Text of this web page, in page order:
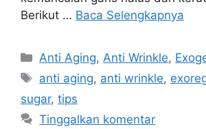
Berikut … Baca Selengkapnya
Anti Aging, Anti Wrinkle,
anti aging, anti wrinkle,
sugar, tips
Tinggalkan komentar